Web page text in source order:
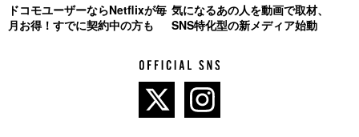
ドコモユーザーならNetflixが毎
月お得！すでに契約中の方も
気になるあの人を動画で取材、
SNS特化型の新メディア始動